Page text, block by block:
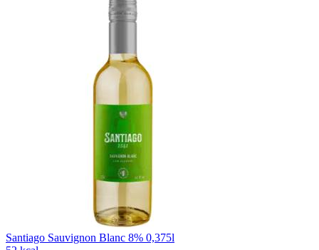
Santiago Sauvignon Blanc 8% 0,375l